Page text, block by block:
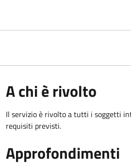
A chi è rivolto
Il servizio è rivolto a tutti i soggetti
requisiti previsti.
Approfondimenti